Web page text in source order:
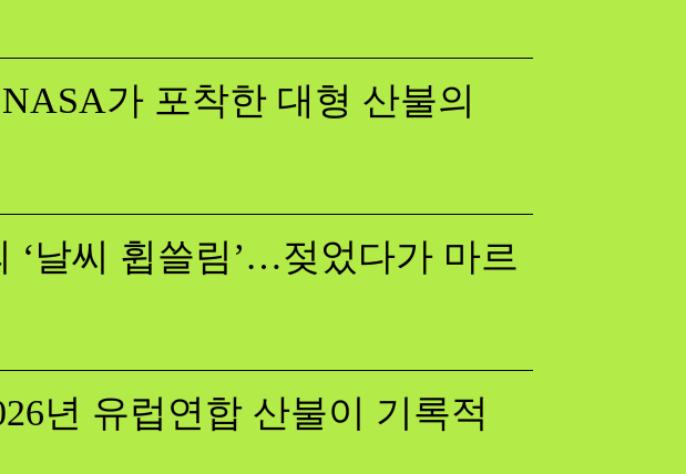
가 포착한 대형 산불의
‘날씨 휩쓸림’…젖었다가 마르
년 유럽연합 산불이 기록적